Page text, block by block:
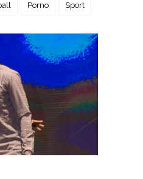
Porno Sport